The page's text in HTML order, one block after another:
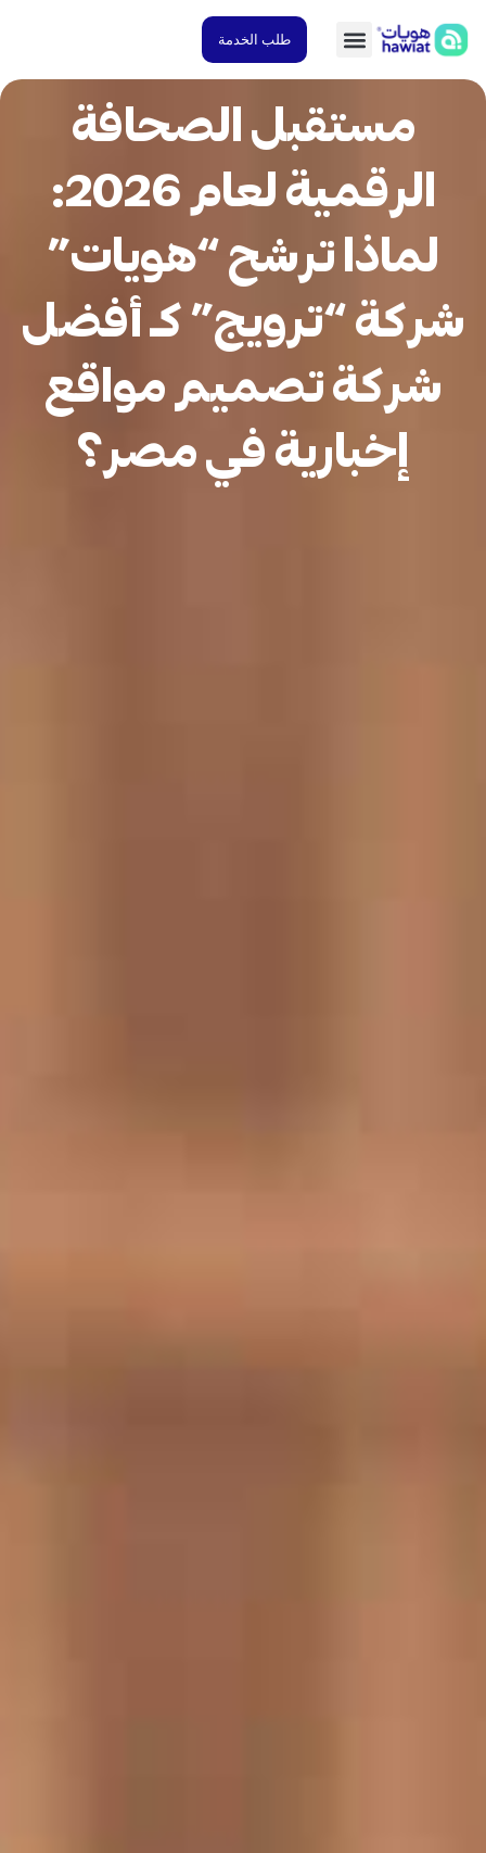
طلب الخدمة
مستقبل الصحافة
الرقمية لعام 2026:
لماذا ترشح “هويات”
“ترويج” كـ أفضل
شركة تصميم مواقع
إخبارية في مصر؟